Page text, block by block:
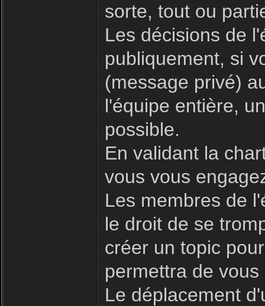
sorte, tout ou
Les décisions de
publiquement, si
(message privé)
l'équipe entière,
possible.
En validant la
vous vous
Les membres de
le droit de se
créer un topic
permettra de
Le déplacement